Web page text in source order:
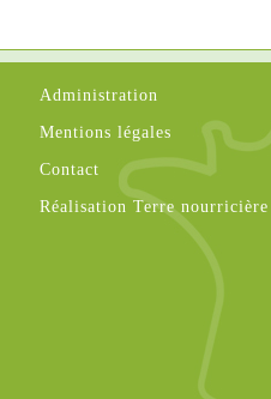
Administration
Mentions légales
Contact
Réalisation Terre nourricière